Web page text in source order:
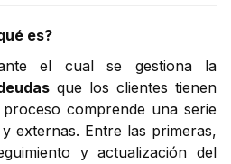
es?
el cual se gestiona la
que los clientes tienen
comprende una serie
externas. Entre las primeras,
y actualización del